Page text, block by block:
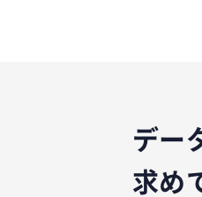
デー
求め